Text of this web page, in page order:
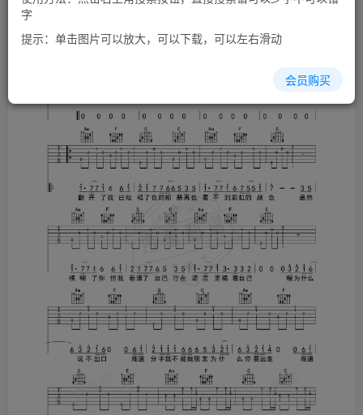
字
提示：单击图片可以放大，可以下载，可以左右滑动
会员购买